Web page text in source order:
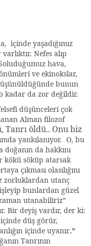
içinde yaşadığımız
Nefes alıp
hava,
ve ekinokslar,
bunun
kadar da zor değildir.
düşünceleri çok
Alman filozof
Tanrı öldü.. Onu biz
yankılanıyor. O, bu
da hakkını
kökü söküp atarsak
çıkması olasılığını
zorluklardan utanç
bunlardan güzel
utanabiliriz”
Bir deyiş vardır, der ki:
düş görür,
içinde uyanır.”
Tanrının